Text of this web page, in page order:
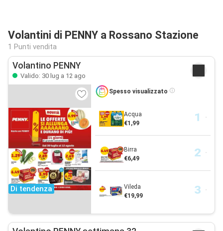
Volantini di PENNY a Rossano Stazione
1 Punti vendita
Volantino PENNY
Valido: 30 lug a 12 ago
Di tendenza
Spesso visualizzato
Acqua
€1,99
Birra
€6,49
Vileda
€19,99